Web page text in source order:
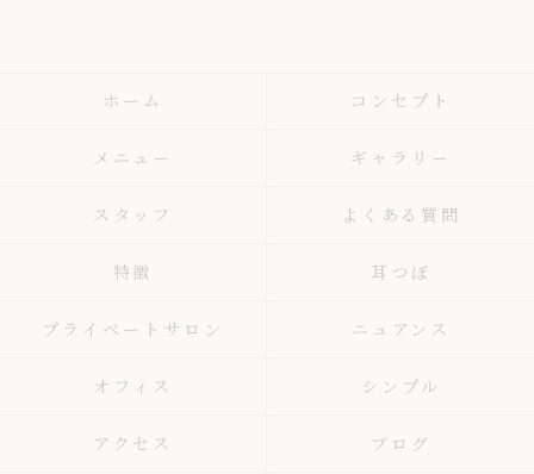
ホーム コンセプト
メニュー ギャラリー
スタッフ よくある質問
特徴 耳つぼ
プライベートサロン ニュアンス
オフィス シンプル
アクセス ブログ